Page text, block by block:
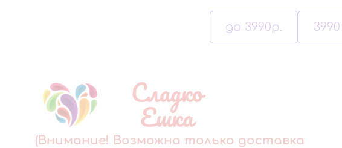
до 3990р.
Сладко
Ешка
(Внимание! Возможна только доставка